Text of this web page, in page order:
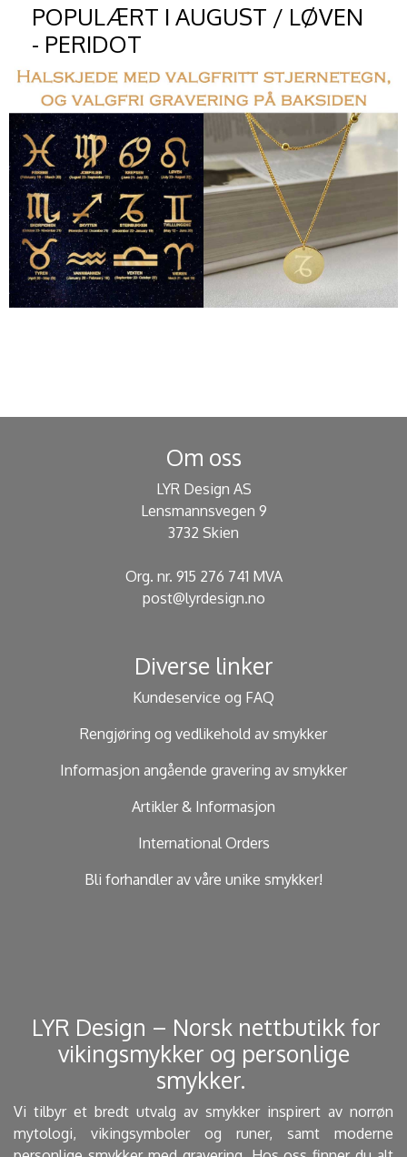
POPULÆRT I AUGUST / LØVEN
- PERIDOT
Om oss
LYR Design AS
Lensmannsvegen 9
3732 Skien
Org. nr. 915 276 741 MVA
post@lyrdesign.no
Diverse linker
Kundeservice og FAQ
Rengjøring og vedlikehold av smykker
Informasjon angående gravering av smykker
Artikler & Informasjon
International Orders
Bli forhandler av våre unike smykker!
​ LYR Design – Norsk nettbutikk for
vikingsmykker og personlige
smykker. ​
Vi tilbyr et bredt utvalg av smykker inspirert av norrøn
mytologi, vikingsymboler og runer, samt moderne